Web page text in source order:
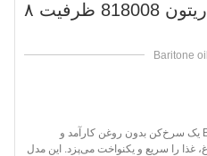
سرخ کن بدون روغن باریتون 818008 ظرفیت ۸
Baritone
سرخ کن باریتون مدل BAF-818008GB یک سرخ‌کن بدون روغن کارآمد و
را سریع و یکنواخت می‌پزد. این مدل